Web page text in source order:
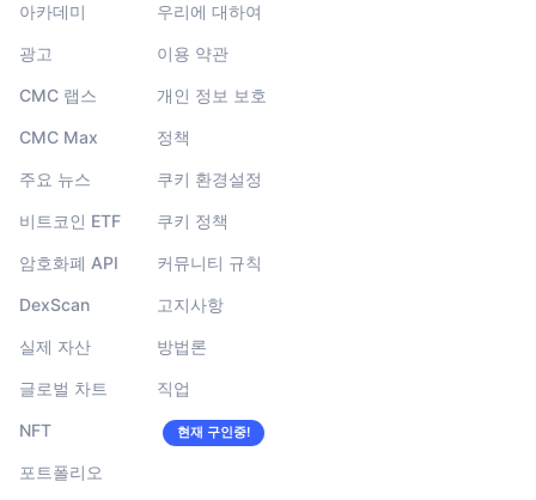
아카데미
광고
CMC 랩스
CMC Max
주요 뉴스
비트코인 ETF
암호화폐 API
DexScan
실제 자산
글로벌 차트
NFT
포트폴리오
우리에 대하여
이용 약관
개인 정보 보호
정책
쿠키 환경설정
쿠키 정책
커뮤니티 규칙
고지사항
방법론
직업
현재 구인중!